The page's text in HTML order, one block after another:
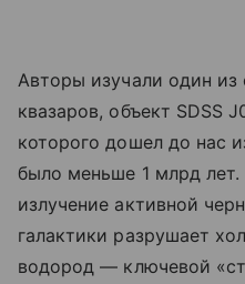
Авторы изучали один
квазаров, объект SDSS
которого дошел до нас
было меньше 1 млрд
излучение активной
галактики разрушает
водород — ключевой